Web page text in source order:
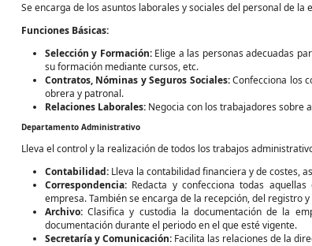
Se encarga de los asuntos laborales y sociales del personal de la
Funciones Básicas:
Selección y Formación:Elige a las personas adecuadas
su formación mediante cursos, etc.
Contratos, Nóminas y Seguros Sociales:Confecciona los
obrera y patronal.
Relaciones Laborales: Negocia con los trabajadores sobre
Departamento Administrativo
Lleva el control y la realización de todos los trabajos
Contabilidad: Lleva la contabilidad financiera y de costes,
Correspondencia: Redacta y confecciona todas
empresa. También se encarga de la recepción, del registro
Archivo: Clasifica y custodia la documentación de la
documentación durante el periodo en el que esté vigente.
Secretaría y Comunicación: Facilita las relaciones de la